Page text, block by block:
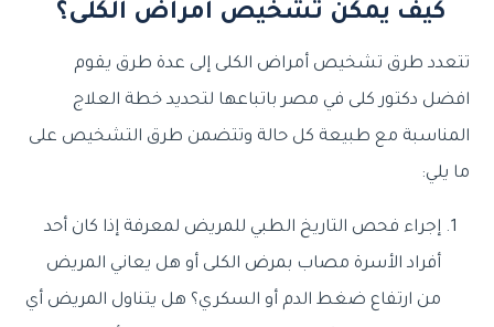
كيف يمكن تشخيص أمراض الكلى؟
تتعدد طرق تشخيص أمراض الكلى إلى عدة طرق يقوم
افضل دكتور كلى في مصر باتباعها لتحديد خطة العلاج
المناسبة مع طبيعة كل حالة وتتضمن طرق التشخيص على
ما يلي:
إجراء فحص التاريخ الطبي للمريض لمعرفة إذا كان أحد
أفراد الأسرة مصاب بمرض الكلى أو هل يعاني المريض
من ارتفاع ضغط الدم أو السكري؟ هل يتناول المريض أي